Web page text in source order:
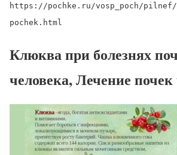
https://pochke.ru/vosp_poch/
pochek.html
Клюква при болезнях
человека, Лечение почек